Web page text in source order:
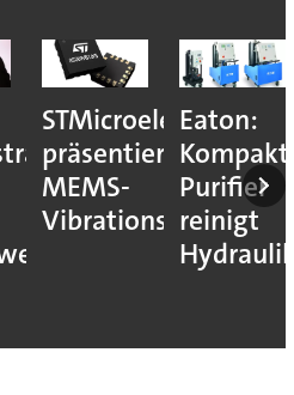
STMicroelectronics
präsentiert
MEMS-
Vibrationssensor
Eaton:
Purifier
reinigt